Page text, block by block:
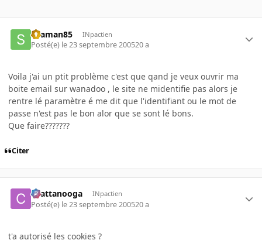
skaman85 INpactien
Posté(e) le 23 septembre 200520 a
Voila j'ai un ptit problème c'est que qand je veux ouvrir ma
boite email sur wanadoo , le site ne midentifie pas alors je
rentre lé paramètre é me dit que l'identifiant ou le mot de
passe n'est pas le bon alor que se sont lé bons.
Que faire???????
Citer
chattanooga INpactien
Posté(e) le 23 septembre 200520 a
t'a autorisé les cookies ?